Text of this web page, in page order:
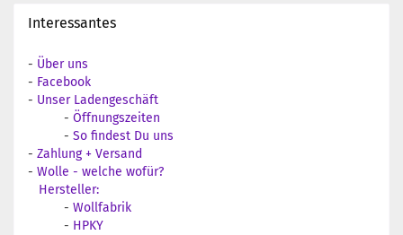
Interessantes
- Über uns
- Facebook
- Unser Ladengeschäft
- Öffnungszeiten
- So findest Du uns
- Zahlung + Versand
- Wolle - welche wofür?
Hersteller:
- Wollfabrik
- HPKY